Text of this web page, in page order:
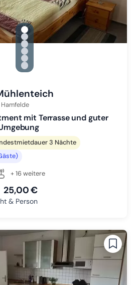
gallery.slide_selector
Zu Slide 1 wechseln
Zu Slide 2 wechseln
Zu Slide 3 wechseln
Zu Slide 4 wechseln
Zu Slide 5 wechseln
Zu Slide 6 wechseln
Hamfelde
mit Terrasse und guter
3 Nächte
+ 16 weitere
25,00 €
& Person